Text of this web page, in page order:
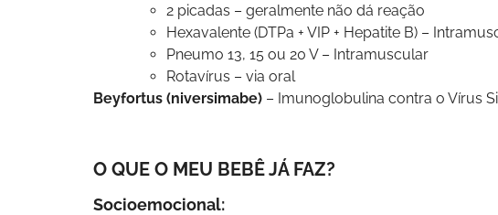
2 picadas – geralmente não dá reação
Hexavalente (DTPa + VIP + Hepatite B) –
Pneumo 13, 15 ou 20 V – Intramuscular
Rotavírus – via oral
Beyfortus (niversimabe) – Imunoglobulina contra o Vírus
O QUE O MEU BEBÊ JÁ FAZ?
Socioemocional: